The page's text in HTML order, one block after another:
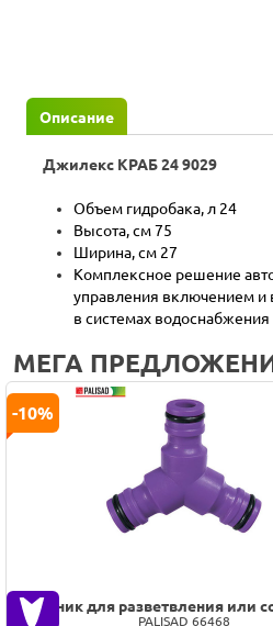
Описание
Джилекс КРАБ 24 9029
Объем гидробака, л 24
Высота, см 75
Ширина, см 27
Комплексное решение
управления включением и
в системах
МЕГА
Тройник для разветвления или
PALISAD 66468
-10%